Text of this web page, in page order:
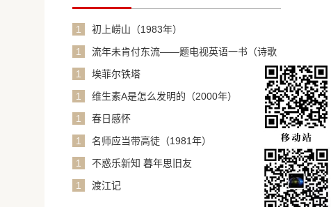
1
初上崂山（1983年）
1
流年未肯付东流——题电视英语一书（诗歌
1
埃菲尔铁塔
1
维生素A是怎么发明的（2000年）
1
春日感怀
1
名师应当带高徒（1981年）
1
不惑乐新知 暮年思旧友
1
渡江记